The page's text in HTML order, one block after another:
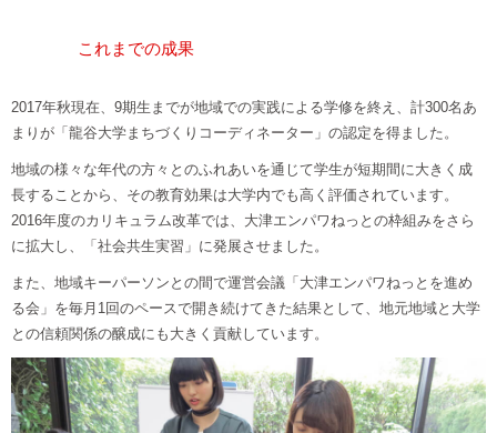
これまでの成果
2017年秋現在、9期生までが地域での実践による学修を終え、計300名あ
まりが「龍谷大学まちづくりコーディネーター」の認定を得ました。
地域の様々な年代の方々とのふれあいを通じて学生が短期間に大きく成
長することから、その教育効果は大学内でも高く評価されています。
2016年度のカリキュラム改革では、大津エンパワねっとの枠組みをさら
に拡大し、「社会共生実習」に発展させました。
また、地域キーパーソンとの間で運営会議「大津エンパワねっとを進め
る会」を毎月1回のペースで開き続けてきた結果として、地元地域と大学
との信頼関係の醸成にも大きく貢献しています。